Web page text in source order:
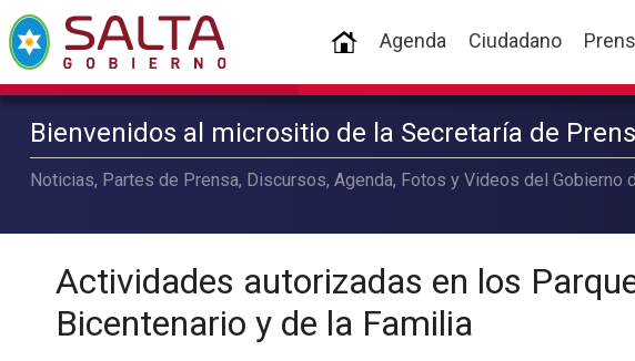
(current)
Agenda Ciudadano
Bienvenidos al micrositio de la Secretaría de
Noticias, Partes de Prensa, Discursos, Agenda, Fotos y Videos del Gobierno
Actividades autorizadas en los
Bicentenario y de la Familia